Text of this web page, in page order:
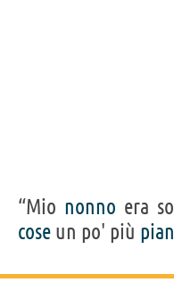
“Mio nonno era
cose un po' più